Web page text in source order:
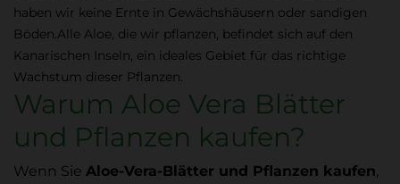
haben wir keine Ernte in Gewächshäusern oder sandigen
Böden.Alle Aloe, die wir pflanzen, befindet sich auf den
Kanarischen Inseln, ein ideales Gebiet für das richtige
Wachstum dieser Pflanzen.
Warum Aloe Vera Blätter
und Pflanzen kaufen?
Wenn Sie Aloe-Vera-Blätter und Pflanzen kaufen